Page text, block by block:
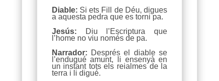
Diable: Si ets Fill de Déu, digues
a aquesta pedra que es torni pa.
Jesús: Diu l’Escriptura que
l’home no viu només de pa.
Narrador: Després el diable se
l’endugué amunt, li ensenyà en
un instant tots els reialmes de la
terra i li digué.